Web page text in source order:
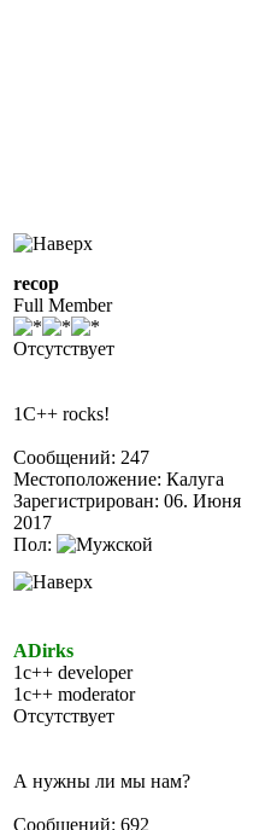
recop
Full Member
Отсутствует
1C++ rocks!
Сообщений: 247
Местоположение: Калуга
Зарегистрирован: 06. Июня
2017
Пол:
ADirks
1c++ developer
1c++ moderator
Отсутствует
А нужны ли мы нам?
Сообщений: 692